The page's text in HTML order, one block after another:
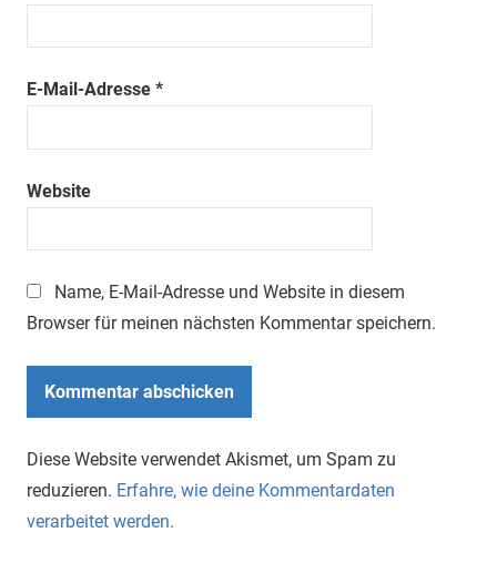
E-Mail-Adresse *
Website
Name, E-Mail-Adresse und Website in diesem
Browser für meinen nächsten Kommentar speichern.
Diese Website verwendet Akismet, um Spam zu
reduzieren. Erfahre, wie deine Kommentardaten
verarbeitet werden.